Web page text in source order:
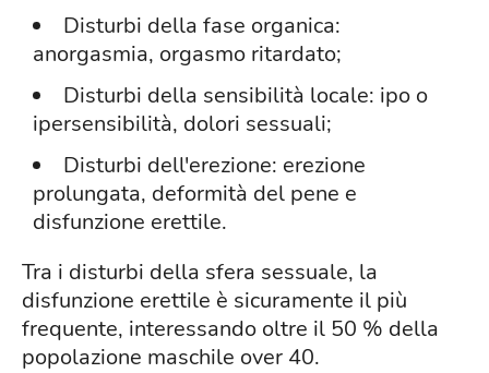
Disturbi della fase organica:
anorgasmia, orgasmo ritardato;
Disturbi della sensibilità locale: ipo o
ipersensibilità, dolori sessuali;
Disturbi dell'erezione: erezione
prolungata, deformità del pene e
disfunzione erettile.
Tra i disturbi della sfera sessuale, la
disfunzione erettile è sicuramente il più
frequente, interessando oltre il 50 % della
popolazione maschile over 40.